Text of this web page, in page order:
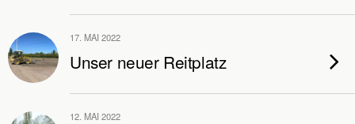
17. MAI 2022
Unser neuer Reitplatz
12. MAI 2022